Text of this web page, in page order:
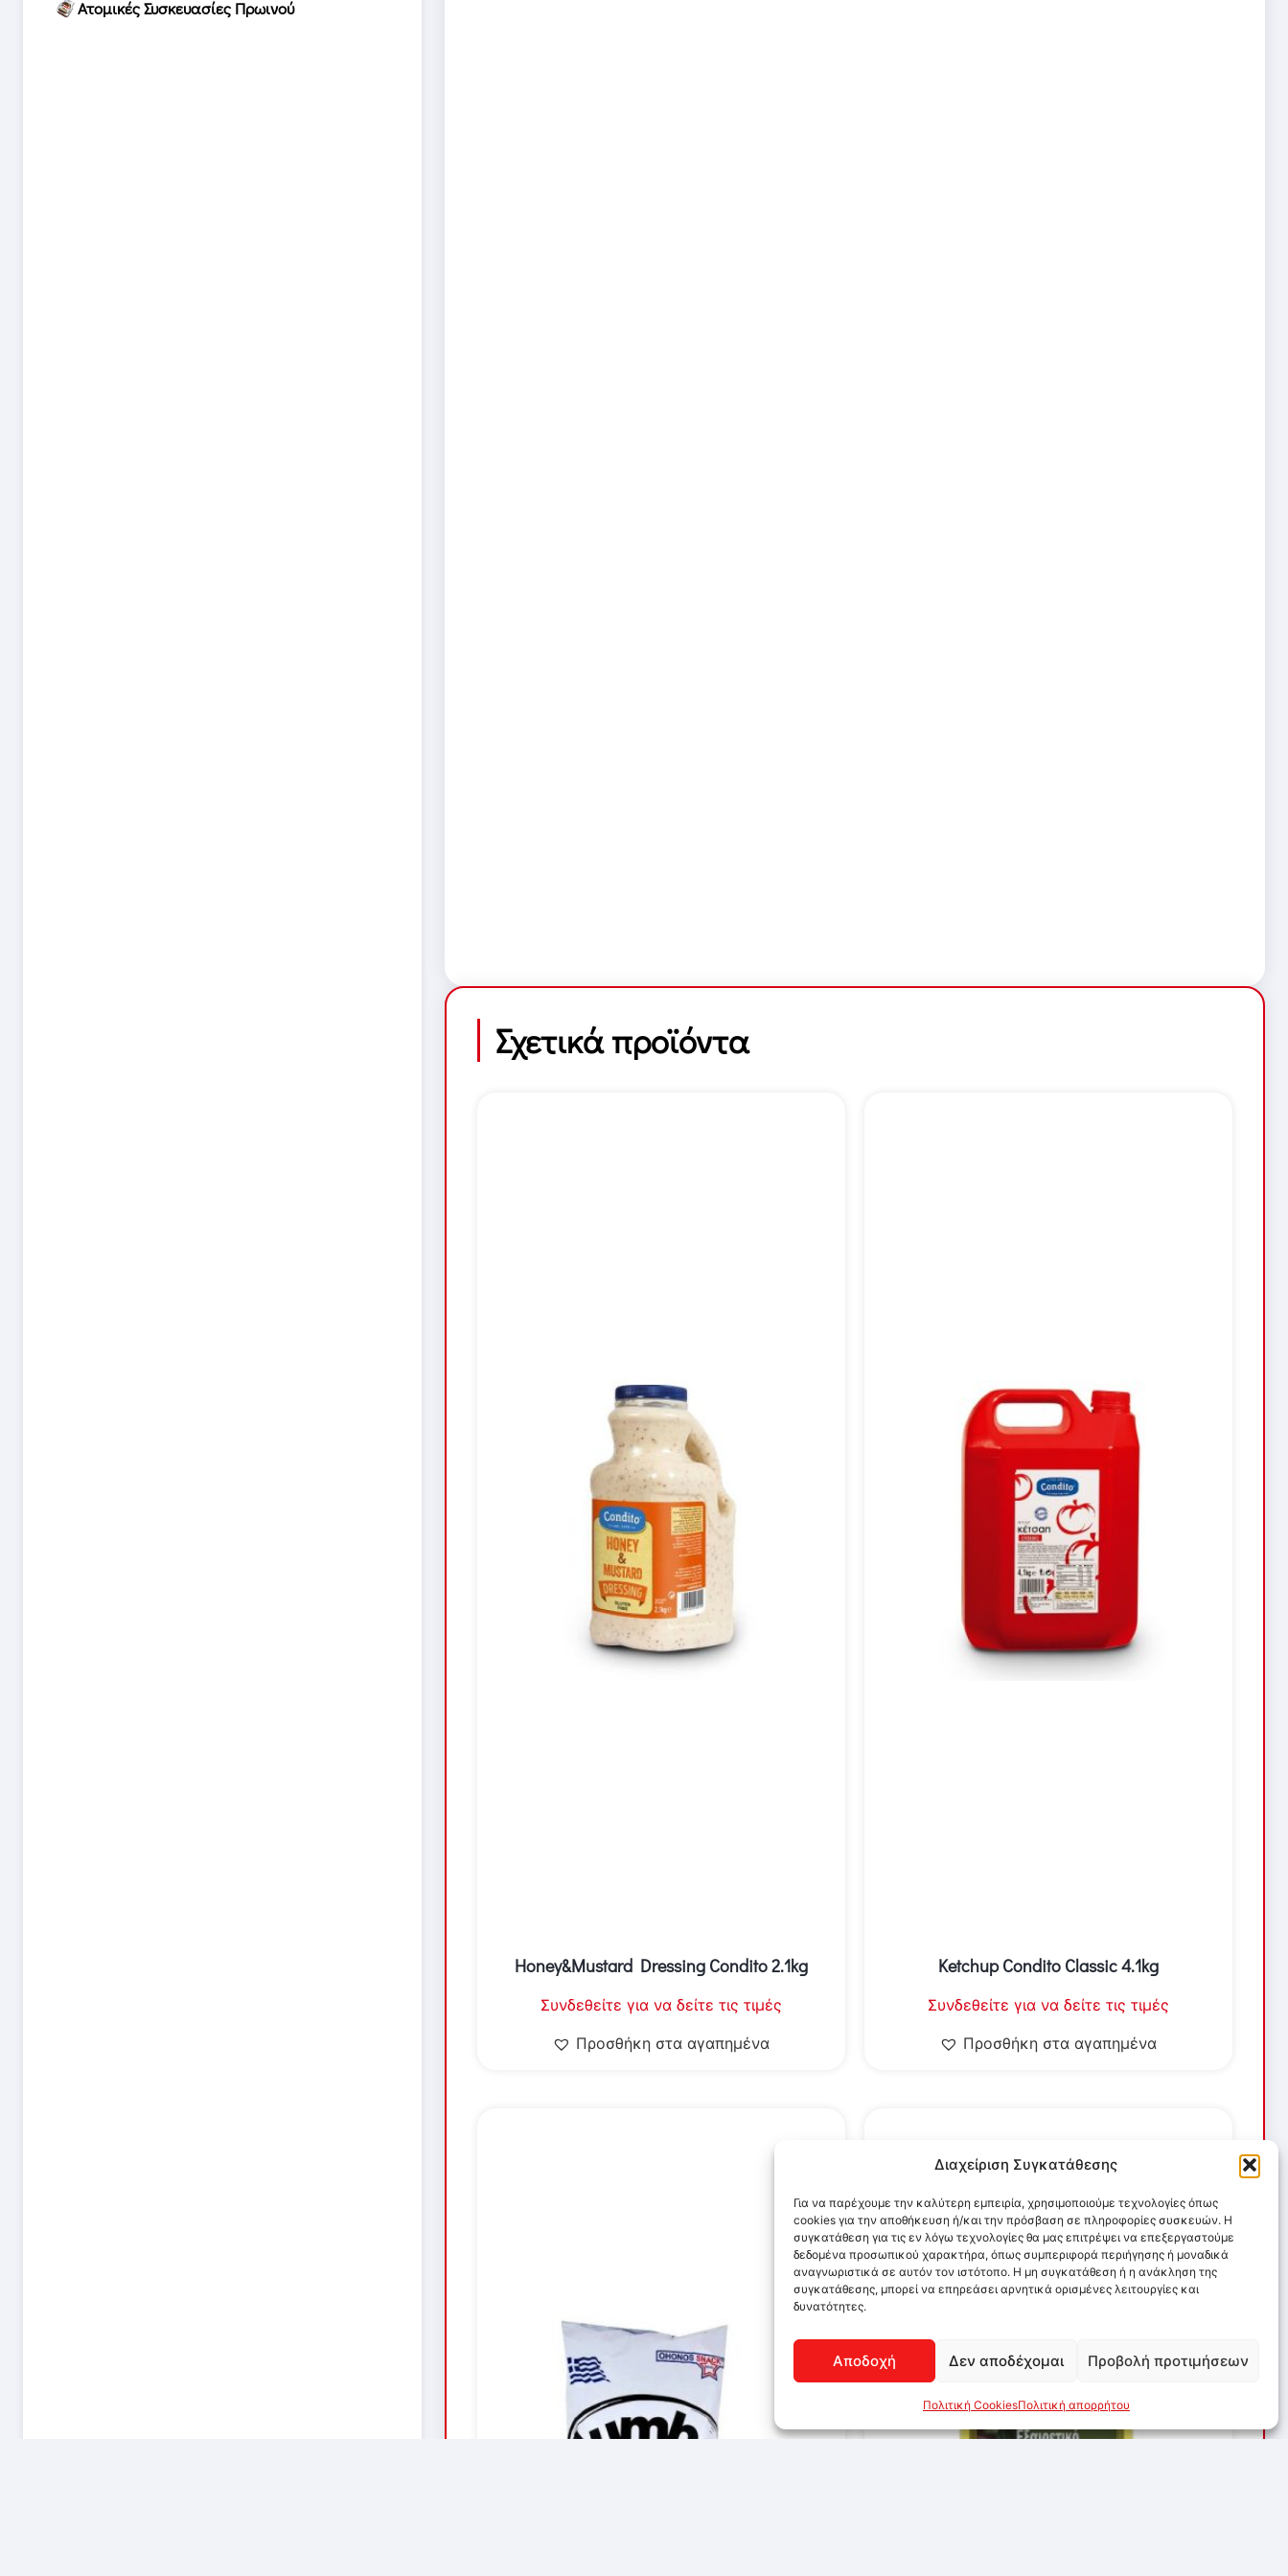
Διαχείριση Συγκατάθεσης
Για να παρέχουμε την καλύτερη εμπειρία, χρησιμοποιούμε τεχνολογίες όπως
cookies για την αποθήκευση ή/και την πρόσβαση σε πληροφορίες συσκευών. Η
συγκατάθεση για τις εν λόγω τεχνολογίες θα μας επιτρέψει να επεξεργαστούμε
δεδομένα προσωπικού χαρακτήρα, όπως συμπεριφορά περιήγησης ή μοναδικά
αναγνωριστικά σε αυτόν τον ιστότοπο. Η μη συγκατάθεση ή η ανάκληση της
συγκατάθεσης, μπορεί να επηρεάσει αρνητικά ορισμένες λειτουργίες και
δυνατότητες.
Αποδοχή Δεν αποδέχομαι Προβολή προτιμήσεων
Πολιτική CookiesΠολιτική απορρήτου
Ατομικές Συσκευασίες Πρωινού
Σχετικά προϊόντα
Honey&Mustard Dressing Condito 2.1kg
Συνδεθείτε για να δείτε τις τιμές
Προσθήκη στα αγαπημένα
Ketchup Condito Classic 4.1kg
Συνδεθείτε για να δείτε τις τιμές
Προσθήκη στα αγαπημένα